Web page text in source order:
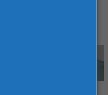
Uva - SP -